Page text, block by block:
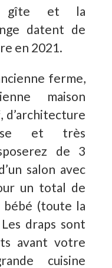
gîte et la
datent de
en 2021.
ferme,
maison
d’architecture
et très
de 3
salon avec
un total de
(toute la
draps sont
avant votre
cuisine